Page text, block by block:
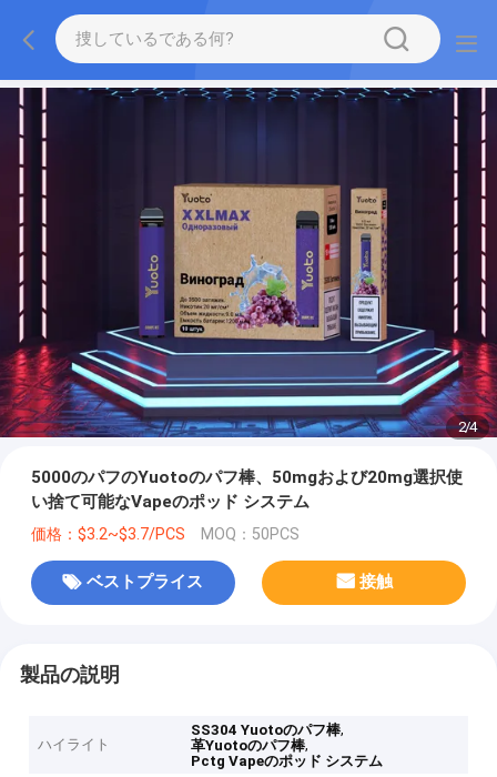
2/4
5000のパフのYuotoのパフ棒、50mgおよび20mg選択使
い捨て可能なVapeのポッド システム
価格：$3.2~$3.7/PCS MOQ：50PCS
ベストプライス 接触
製品の説明
ハイライト
SS304 Yuotoのパフ棒,
革Yuotoのパフ棒,
Pctg Vapeのポッド システム